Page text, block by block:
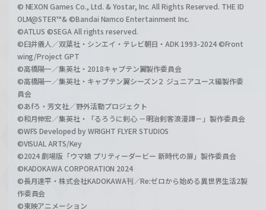
© NEXON Games Co., Ltd. & Yostar, Inc. All Rights Reserved. THE ID
OLM@STER™& ©Bandai Namco Entertainment Inc.
©ATLUS ©SEGA All rights reserved.
©臼井儀人／双葉社・シンエイ・テレビ朝日・ADK 1993-2024 ©Front
wing/Project GPT
©高橋陽一／集英社・2018キャプテン翼製作委員会
©高橋陽一／集英社・キャプテン翼シーズン２ ジュニアユース編製作委
員会
©あfろ・芳文社／野外活動プロジェクト
©和月伸宏／集英社・「るろうに剣心 －明治剣客浪漫譚－」製作委員会
©WFS Developed by WRIGHT FLYER STUDIOS
©VISUAL ARTS/Key
©2024 劇場版「ウマ娘 プリティーダービー 新時代の扉」製作委員会
©KADOKAWA CORPORATION 2024
©長月達平・株式会社KADOKAWA刊／Re:ゼロから始める異世界生活2製
作委員会
©東映アニメーション